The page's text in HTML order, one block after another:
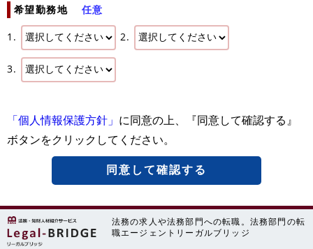
希望勤務地 任意
1. 2.
3.
「個人情報保護方針」 に同意の上、『同意して確認する』
ボタンをクリックしてください。
同意して確認する
法務の求人や法務部門への転職。法務部門の転
職エージェントリーガルブリッジ